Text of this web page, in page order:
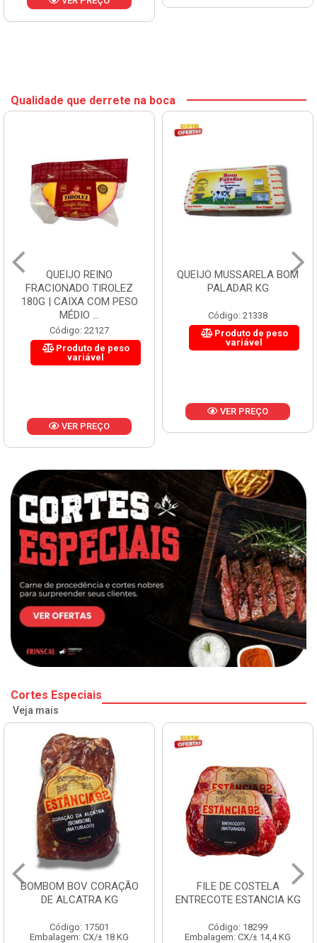
Qualidade que derrete na boca
QUEIJO REINO
FRACIONADO TIROLEZ
180G | CAIXA COM PESO
MÉDIO ...
Código: 22127
Produto de peso
variável
VER PREÇO
QUEIJO MUSSARELA BOM
PALADAR KG
Código: 21338
Produto de peso
variável
VER PREÇO
Cortes Especiais
Veja mais
BOMBOM BOV CORAÇÃO
DE ALCATRA KG
Código: 17501
Embalagem: CX/± 18 KG
FILE DE COSTELA
ENTRECOTE ESTANCIA KG
Código: 18299
Embalagem: CX/± 14,4 KG